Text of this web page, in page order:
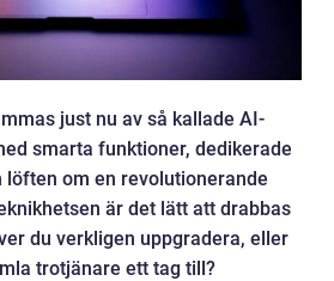
just nu av så kallade AI-
smarta funktioner, dedikerade
löften om en revolutionerande
är det lätt att drabbas
du verkligen uppgradera, eller
trotjänare ett tag till?